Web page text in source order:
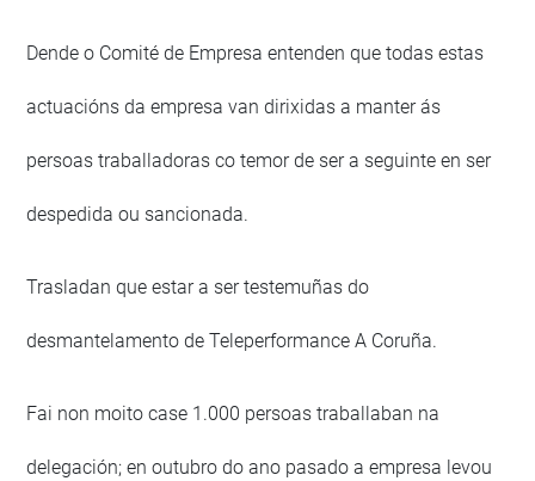
Dende o Comité de Empresa entenden que todas estas
actuacións da empresa van dirixidas a manter ás
persoas traballadoras co temor de ser a seguinte en ser
despedida ou sancionada.
Trasladan que estar a ser testemuñas do
desmantelamento de Teleperformance A Coruña.
Fai non moito case 1.000 persoas traballaban na
delegación; en outubro do ano pasado a empresa levou